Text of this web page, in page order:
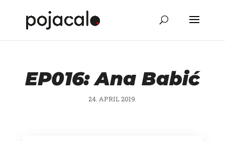
EP016: Ana Babić
24. APRIL 2019.